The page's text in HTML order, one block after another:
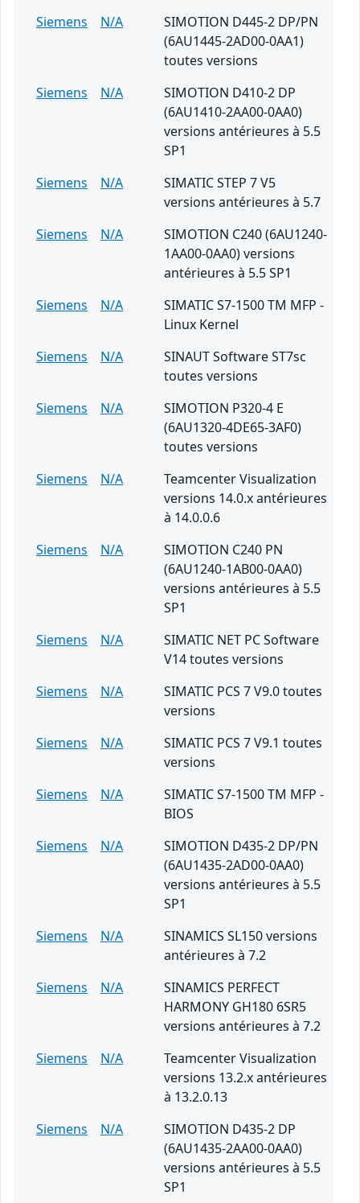
Siemens
N/A
SIMOTION D445-2 DP/PN
(6AU1445-2AD00-0AA1)
toutes versions
Siemens
N/A
SIMOTION D410-2 DP
(6AU1410-2AA00-0AA0)
versions antérieures à 5.5
SP1
Siemens
N/A
SIMATIC STEP 7 V5
versions antérieures à 5.7
Siemens
N/A
SIMOTION C240 (6AU1240-
1AA00-0AA0) versions
antérieures à 5.5 SP1
Siemens
N/A
SIMATIC S7-1500 TM MFP -
Linux Kernel
Siemens
N/A
SINAUT Software ST7sc
toutes versions
Siemens
N/A
SIMOTION P320-4 E
(6AU1320-4DE65-3AF0)
toutes versions
Siemens
N/A
Teamcenter Visualization
versions 14.0.x antérieures
à 14.0.0.6
Siemens
N/A
SIMOTION C240 PN
(6AU1240-1AB00-0AA0)
versions antérieures à 5.5
SP1
Siemens
N/A
SIMATIC NET PC Software
V14 toutes versions
Siemens
N/A
SIMATIC PCS 7 V9.0 toutes
versions
Siemens
N/A
SIMATIC PCS 7 V9.1 toutes
versions
Siemens
N/A
SIMATIC S7-1500 TM MFP -
BIOS
Siemens
N/A
SIMOTION D435-2 DP/PN
(6AU1435-2AD00-0AA0)
versions antérieures à 5.5
SP1
Siemens
N/A
SINAMICS SL150 versions
antérieures à 7.2
Siemens
N/A
SINAMICS PERFECT
HARMONY GH180 6SR5
versions antérieures à 7.2
Siemens
N/A
Teamcenter Visualization
versions 13.2.x antérieures
à 13.2.0.13
Siemens
N/A
SIMOTION D435-2 DP
(6AU1435-2AA00-0AA0)
versions antérieures à 5.5
SP1